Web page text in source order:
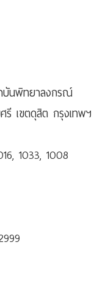
บันพิทยาลงกรณ์
เขตดุสิต กรุงเทพฯ
1033, 1008